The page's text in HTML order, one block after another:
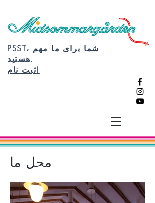
PSST، شما برای ما مهم
هستید.
ثبت نام!
محل ما